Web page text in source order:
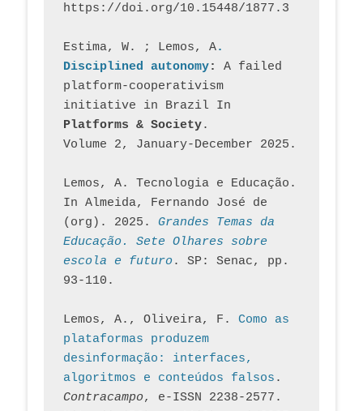
https://doi.org/10.15448/1877.3
Estima, W. ; Lemos, A.
Disciplined autonomy: A failed
platform-cooperativism
initiative in Brazil In
Platforms & Society.
Volume 2, January-December 2025.
Lemos, A. Tecnologia e Educação.
In Almeida, Fernando José de
(org). 2025. Grandes Temas da
Educação. Sete Olhares sobre
escola e futuro. SP: Senac, pp.
93-110.
Lemos, A., Oliveira, F. Como as
plataformas produzem
desinformação: interfaces,
algoritmos e conteúdos falsos
Contracampo, e-ISSN 2238-2577.